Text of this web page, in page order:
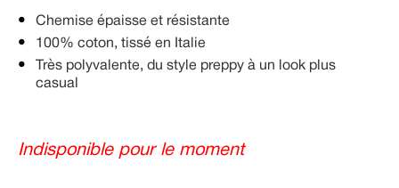
Chemise épaisse et résistante
100% coton, tissé en Italie
Très polyvalente, du style preppy à un look plus
casual
Indisponible pour le moment